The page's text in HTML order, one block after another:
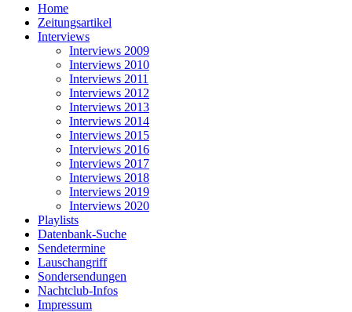
Home
Zeitungsartikel
Interviews
Interviews 2009
Interviews 2010
Interviews 2011
Interviews 2012
Interviews 2013
Interviews 2014
Interviews 2015
Interviews 2016
Interviews 2017
Interviews 2018
Interviews 2019
Interviews 2020
Playlists
Datenbank-Suche
Sendetermine
Lauschangriff
Sondersendungen
Nachtclub-Infos
Impressum